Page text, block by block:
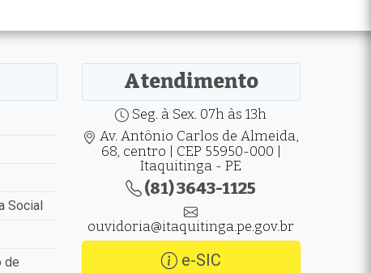
Social
de
Atendimento
Seg. à Sex. 07h às 13h
Av. Antônio Carlos de Almeida,
68, centro | CEP 55950-000 |
Itaquitinga - PE
(81) 3643-1125
ouvidoria@itaquitinga.pe.gov.br
e-SIC